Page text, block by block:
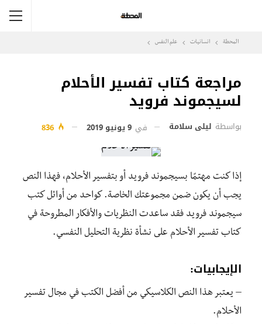
المحطة انسانيات علم النفس
مراجعة كتاب تفسير الأحلام
لسيجموند فرويد
بواسطة ليلى سلامة في 9 يونيو 2019
إذا كنت مهتمًا بسيجموند فرويد أو بتفسير الأحلام، فهذا النص
يجب أن يكون ضمن مجموعتك الخاصة. كواحد من أوائل كتب
سيجموند فرويد فقد ساعدت النظريات والأفكار المطروحة في
كتاب تفسير الأحلام على نشأة نظرية التحليل النفسي.
الإيجابيات:
– يعتبر هذا النص الكلاسيكي من أفضل الكتب في مجال تفسير
الأحلام.